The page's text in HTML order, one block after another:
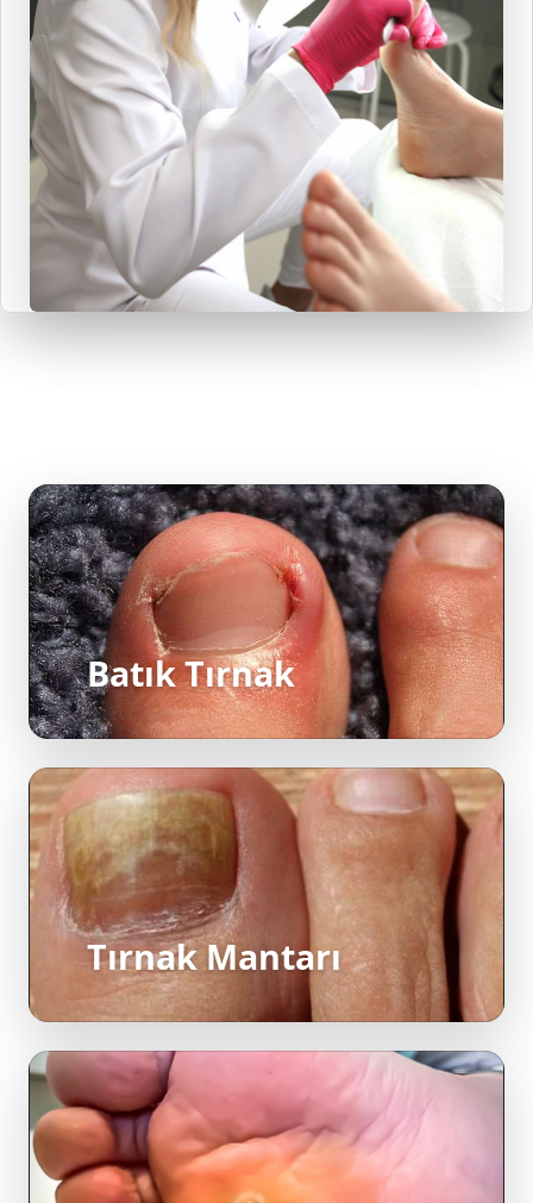
Batık Tırnak
Tırnak Mantarı